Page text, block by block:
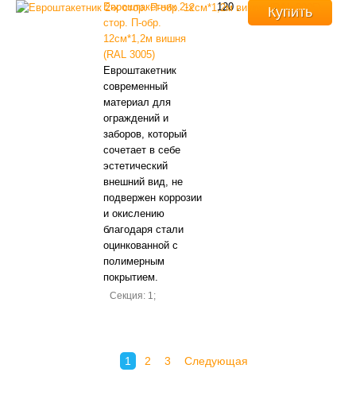
Евроштакетник 2-х
стор. П-обр.
12см*1,2м вишня
(RAL 3005)
Евроштакетник
современный
материал для
ограждений и
заборов, который
сочетает в себе
эстетический
внешний вид, не
подвержен коррозии
и окислению
благодаря стали
оцинкованной с
полимерным
покрытием.
Секция: 1;
120 . Купить
1 2 3 Следующая